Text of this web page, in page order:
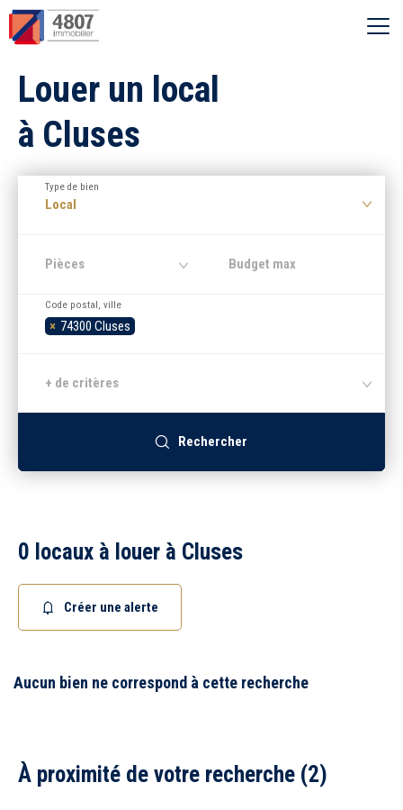
Vente
Location
Syndic
Estimer
Nos agences
Recherche par ville
Ouvrir le menu
Louer un local
à Cluses
Local
Type de bien
Pièces
× 74300 Cluses
Code postal, ville
+ de critères
Rechercher
0 locaux à louer à Cluses
Créer une alerte
Aucun bien ne correspond à cette recherche
À proximité de votre recherche (2)